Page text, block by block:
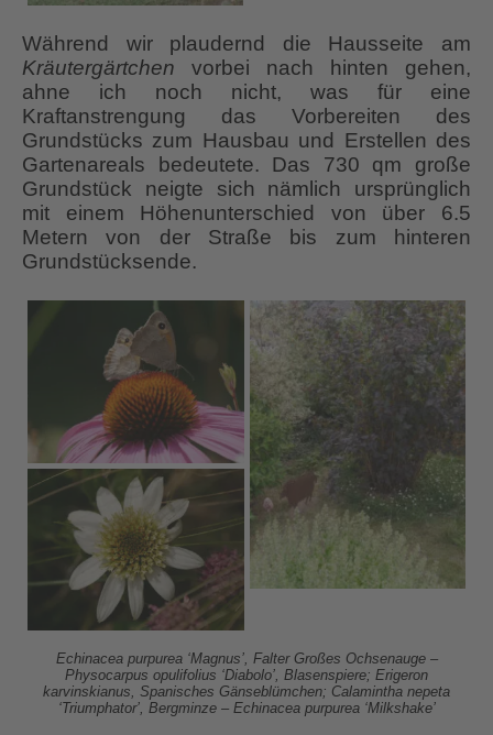
Während wir plaudernd die Hausseite am
Kräutergärtchen vorbei nach hinten gehen,
ahne ich noch nicht, was für eine
Kraftanstrengung das Vorbereiten des
Grundstücks zum Hausbau und Erstellen des
Gartenareals bedeutete. Das 730 qm große
Grundstück neigte sich nämlich ursprünglich
mit einem Höhenunterschied von über 6.5
Metern von der Straße bis zum hinteren
Grundstücksende.
Echinacea purpurea ‘Magnus’, Falter Großes Ochsenauge –
Physocarpus opulifolius ‘Diabolo’, Blasenspiere; Erigeron
karvinskianus, Spanisches Gänseblümchen; Calamintha nepeta
‘Triumphator’, Bergminze – Echinacea purpurea ‘Milkshake’